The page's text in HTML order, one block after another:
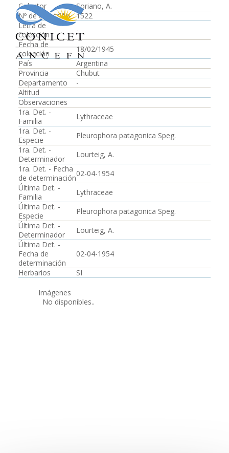
Colector
Soriano, A.
Nº de colección
1522
Letra de
colección
-
Fecha de
colección
18/02/1945
País
Argentina
Provincia
Chubut
Departamento
-
Altitud
Observaciones
1ra. Det. -
Familia
Lythraceae
1ra. Det. -
Especie
Pleurophora patagonica Speg.
1ra. Det. -
Determinador
Lourteig, A.
1ra. Det. - Fecha
de determinación02-04-1954
Última Det. -
Familia
Lythraceae
Última Det. -
Especie
Pleurophora patagonica Speg.
Última Det. -
Determinador
Lourteig, A.
Última Det. -
Fecha de
determinación
02-04-1954
Herbarios
SI
Imágenes
No disponibles..